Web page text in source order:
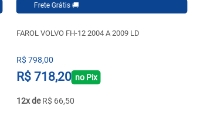
FAROL VOLVO FH-12 2004 A 2009 LD
R$ 798,00
R$ 718,20 no Pix
12 R$ 66,50